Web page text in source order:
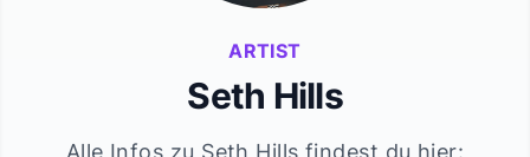
ARTIST
Seth Hills
Alle Infos zu Seth Hills findest du hier: